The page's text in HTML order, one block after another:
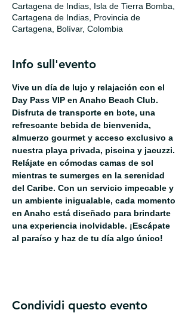
Cartagena de Indias, Isla de Tierra Bomba,
Cartagena de Indias, Provincia de
Cartagena, Bolívar, Colombia
Info sull'evento
Vive un día de lujo y relajación con el
Day Pass VIP en Anaho Beach Club.
Disfruta de transporte en bote, una
refrescante bebida de bienvenida,
almuerzo gourmet y acceso exclusivo a
nuestra playa privada, piscina y jacuzzi.
Relájate en cómodas camas de sol
mientras te sumerges en la serenidad
del Caribe. Con un servicio impecable y
un ambiente inigualable, cada momento
en Anaho está diseñado para brindarte
una experiencia inolvidable. ¡Escápate
al paraíso y haz de tu día algo único!
Condividi questo evento